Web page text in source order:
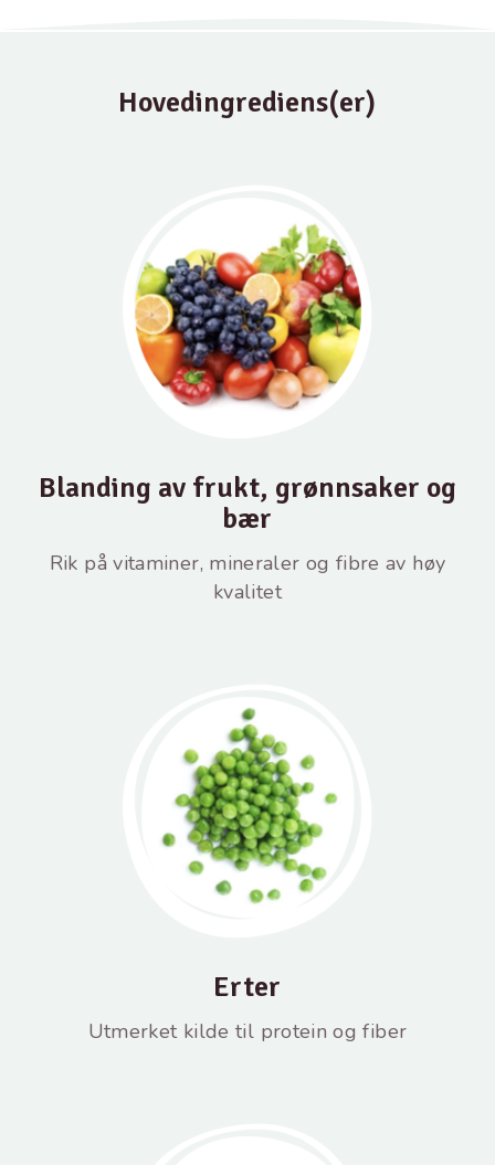
Hovedingrediens(er)
Blanding av frukt, grønnsaker og
bær
Rik på vitaminer, mineraler og fibre av høy
kvalitet
Erter
Utmerket kilde til protein og fiber